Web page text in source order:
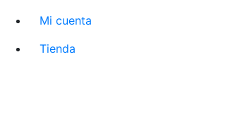
Mi cuenta
Tienda